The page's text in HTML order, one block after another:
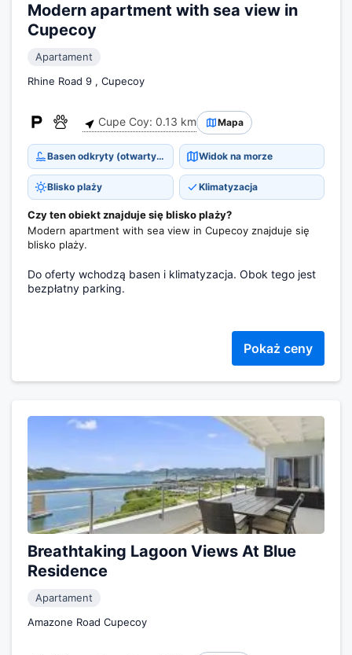
Modern apartment with sea view in
Cupecoy
Apartament
Rhine Road 9 , Cupecoy
Cupe Coy: 0.13 km Mapa
Basen odkryty (otwarty cały rok) Widok na morze
Blisko plaży Klimatyzacja
Czy ten obiekt znajduje się blisko plaży?
Modern apartment with sea view in Cupecoy znajduje się
blisko plaży.
Do oferty wchodzą basen i klimatyzacja. Obok tego jest
bezpłatny parking.
Pokaż ceny
Breathtaking Lagoon Views At Blue
Residence
Apartament
Amazone Road Cupecoy